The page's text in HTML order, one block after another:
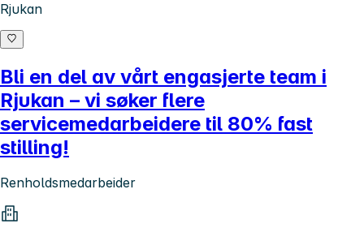
Rjukan
Bli en del av vårt engasjerte team i
Rjukan – vi søker flere
servicemedarbeidere til 80% fast
stilling!
Renholdsmedarbeider